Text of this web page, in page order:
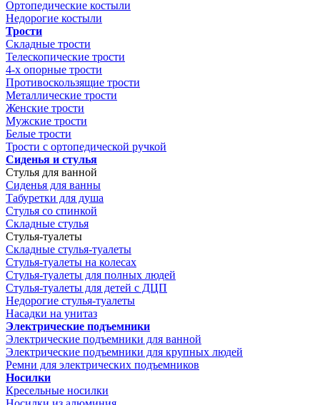
Ортопедические костыли
Недорогие костыли
Трости
Складные трости
Телескопические трости
4-х опорные трости
Противоскользящие трости
Металлические трости
Женские трости
Мужские трости
Белые трости
Трости с ортопедической ручкой
Сиденья и стулья
Стулья для ванной
Сиденья для ванны
Табуретки для душа
Стулья со спинкой
Складные стулья
Стулья-туалеты
Складные стулья-туалеты
Стулья-туалеты на колесах
Стулья-туалеты для полных людей
Стулья-туалеты для детей с ДЦП
Недорогие стулья-туалеты
Насадки на унитаз
Электрические подъемники
Электрические подъемники для ванной
Электрические подъемники для крупных людей
Ремни для электрических подъемников
Носилки
Кресельные носилки